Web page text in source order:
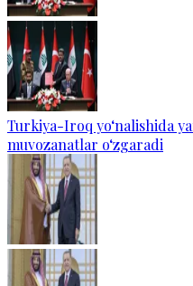
Turkiya-Iroq yo‘nalishida
muvozanatlar o‘zgaradi